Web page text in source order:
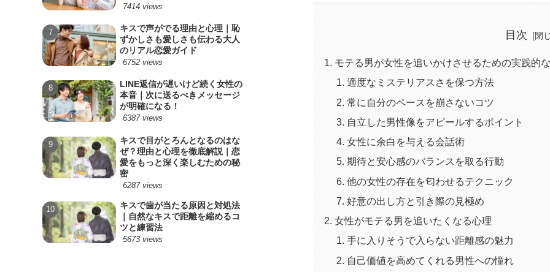
目次
モテる男が女性を追いかけさせるための実践的
適度なミステリアスさを保つ方法
常に自分のペースを崩さないコツ
自立した男性像をアピールするポイント
女性に余白を与える会話術
期待と安心感のバランスを取る行動
他の女性の存在を匂わせるテクニック
好意の出し方と引き際の見極め
女性がモテる男を追いたくなる心理
手に入りそうで入らない距離感の魅力
自己価値を高めてくれる男性への憧れ
7414 views
キスで声がでる理由と心理｜恥
ずかしさも愛しさも伝わる大人
のリアル恋愛ガイド
6752 views
LINE返信が遅いけど続く女性の
本音｜次に送るべきメッセージ
が明確になる！
6387 views
キスで目がとろんとなるのはな
ぜ？理由と心理を徹底解説｜恋
愛をもっと深く楽しむための秘
密
6287 views
キスで歯が当たる原因と対処法
｜自然なキスで距離を縮めるコ
ツと練習法
5673 views